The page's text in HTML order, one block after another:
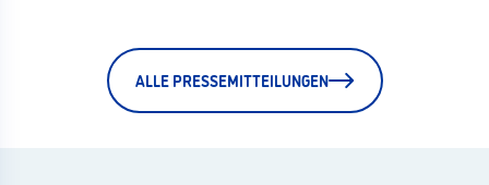
ALLE PRESSEMITTEILUNGEN